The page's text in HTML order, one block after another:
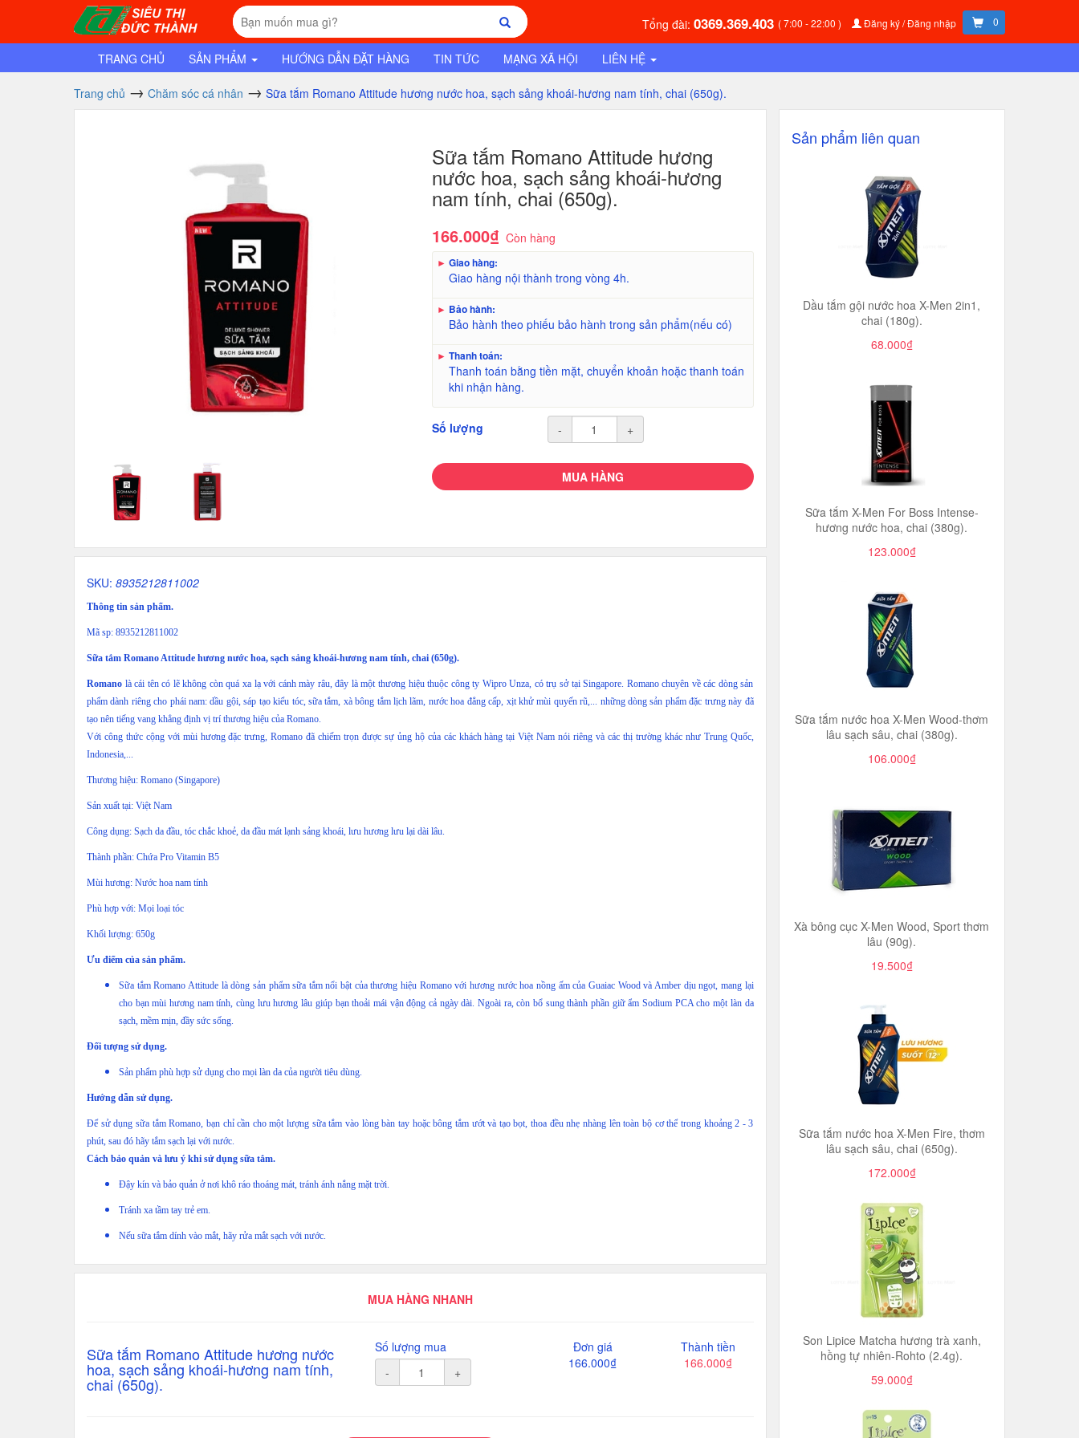
Tổng đài: 0369.369.403 ( 7:00 - 22:00 ) Đăng ký / Đăng nhập 0
TRANG CHỦ SẢN PHẨM HƯỚNG DẪN ĐẶT HÀNG TIN TỨC MẠNG XÃ HỘI LIÊN HỆ
Trang chủ Chăm sóc cá nhân Sữa tắm Romano Attitude hương nước hoa, sạch sảng khoái-hương nam tính, chai (650g).
Sữa tắm Romano Attitude hương
nước hoa, sạch sảng khoái-hương
nam tính, chai (650g).
166.000₫ Còn hàng
► Giao hàng:
Giao hàng nội thành trong vòng 4h.
► Bảo hành:
Bảo hành theo phiếu bảo hành trong sản phẩm(nếu có)
► Thanh toán:
Thanh toán bằng tiền mặt, chuyển khoản hoặc thanh toán
khi nhận hàng.
Số lượng - +
MUA HÀNG
SKU: 8935212811002
Thông tin sản phẩm.
Mã sp: 8935212811002
Sữa tắm Romano Attitude hương nước hoa, sạch sảng khoái-hương nam tính, chai (650g).
Romano là cái tên có lẽ không còn quá xa lạ với cánh mày râu, đây là một thương hiệu thuộc công ty Wipro Unza, có trụ sở tại Singapore. Romano chuyên về các dòng sản
phẩm dành riêng cho phái nam: dầu gội, sáp tạo kiểu tóc, sữa tắm, xà bông tắm lịch lãm, nước hoa đẳng cấp, xịt khử mùi quyến rũ,... những dòng sản phẩm đặc trưng này đã
tạo nên tiếng vang khẳng định vị trí thương hiệu của Romano.
Với công thức cộng với mùi hương đặc trưng, Romano đã chiếm trọn được sự ủng hộ của các khách hàng tại Việt Nam nói riêng và các thị trường khác như Trung Quốc,
Indonesia,...
Thương hiệu: Romano (Singapore)
Sản xuất tại: Việt Nam
Công dụng: Sạch da đầu, tóc chắc khoẻ, da đầu mát lạnh sảng khoái, lưu hương lưu lại dài lâu.
Thành phần: Chứa Pro Vitamin B5
Mùi hương: Nước hoa nam tính
Phù hợp với: Mọi loại tóc
Khối lượng: 650g
Ưu điểm của sản phẩm.
Sữa tắm Romano Attitude là dòng sản phẩm sữa tắm nổi bật của thương hiệu Romano với hương nước hoa nồng ấm của Guaiac Wood và Amber dịu ngọt, mang lại
cho bạn mùi hương nam tính, cùng lưu hương lâu giúp bạn thoải mái vận động cả ngày dài. Ngoài ra, còn bổ sung thành phần giữ ẩm Sodium PCA cho một làn da
sạch, mềm mịn, đầy sức sống.
Đối tượng sử dụng.
Sản phẩm phù hợp sử dụng cho mọi làn da của người tiêu dùng.
Hướng dẫn sử dụng.
Để sử dụng sữa tắm Romano, bạn chỉ cần cho một lượng sữa tắm vào lòng bàn tay hoặc bông tắm ướt và tạo bọt, thoa đều nhẹ nhàng lên toàn bộ cơ thể trong khoảng 2 - 3
phút, sau đó hãy tắm sạch lại với nước.
Cách bảo quản và lưu ý khi sử dụng sữa tắm.
Đậy kín và bảo quản ở nơi khô ráo thoáng mát, tránh ánh nắng mặt trời.
Tránh xa tầm tay trẻ em.
Nếu sữa tắm dính vào mắt, hãy rửa mắt sạch với nước.
MUA HÀNG NHANH
Sữa tắm Romano Attitude hương nước
hoa, sạch sảng khoái-hương nam tính,
chai (650g).
Số lượng mua
-
+
Đơn giá
166.000₫
Thành tiền
166.000₫
Sản phẩm liên quan
Dầu tắm gội nước hoa X-Men 2in1,
chai (180g).
68.000₫
Sữa tắm X-Men For Boss Intense-
hương nước hoa, chai (380g).
123.000₫
Sữa tắm nước hoa X-Men Wood-thơm
lâu sạch sâu, chai (380g).
106.000₫
Xà bông cục X-Men Wood, Sport thơm
lâu (90g).
19.500₫
Sữa tắm nước hoa X-Men Fire, thơm
lâu sạch sâu, chai (650g).
172.000₫
Son Lipice Matcha hương trà xanh,
hồng tự nhiên-Rohto (2.4g).
59.000₫